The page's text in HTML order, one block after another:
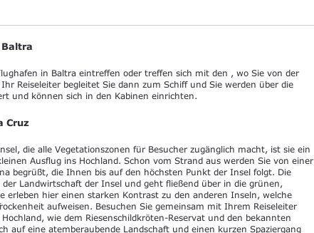
in Baltra eintreffen oder treffen sich mit den , wo Sie von der
Reiseleiter begleitet Sie dann zum Schiff und Sie werden über die
und können sich in den Kabinen einrichten.
Cruz
die alle Vegetationszonen für Besucher zugänglich macht, ist sie ein
Ausflug ins Hochland. Schon vom Strand aus werden Sie von einer
begrüßt, die Ihnen bis auf den höchsten Punkt der Insel folgt. Die
Landwirtschaft der Insel und geht fließend über in die grünen,
erleben hier einen starken Kontrast zu den anderen Inseln, welche
aufweisen. Besuchen Sie gemeinsam mit Ihrem Reiseleiter
wie dem Riesenschildkröten-Reservat und den bekannten
auf eine atemberaubende Landschaft und einen kurzen Spaziergang